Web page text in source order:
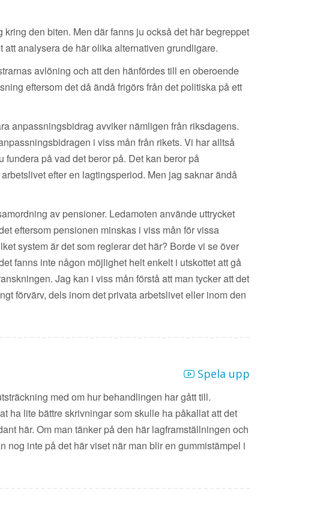
den biten. Men där fanns ju också det här begreppet
analysera de här olika alternativen grundligare.
avlöning och att den hänfördes till en oberoende
eftersom det då ändå frigörs från det politiska på ett
anpassningsbidrag avviker nämligen från riksdagens.
i viss mån från rikets. Vi har alltså
på vad det beror på. Det kan beror på
efter en lagtingsperiod. Men jag saknar ändå
av pensioner. Ledamoten använde uttrycket
eftersom pensionen minskas i viss mån för vissa
system är det som reglerar det här? Borde vi se över
fanns inte någon möjlighet helt enkelt i utskottet att gå
Jag kan i viss mån förstå att man tycker att det
förvärv, dels inom det privata arbetslivet eller inom den
Spela upp
med om hur behandlingen har gått till.
ha lite bättre skrivningar som skulle ha påkallat att det
här. Om man tänker på den här lagframställningen och
nog inte på det här viset när man blir en gummistämpel i